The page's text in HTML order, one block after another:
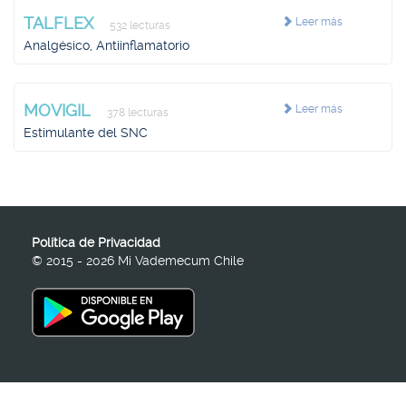
Leer más
TALFLEX 532 lecturas
Analgésico, Antiinflamatorio
Leer más
MOVIGIL 378 lecturas
Estimulante del SNC
Política de Privacidad
© 2015 - 2026 Mi Vademecum Chile